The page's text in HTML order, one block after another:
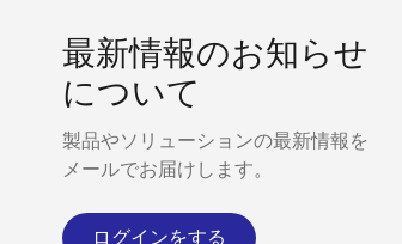
最新情報のお知らせ
について
製品やソリューションの最新情報を
メールでお届けします。
ログインをする